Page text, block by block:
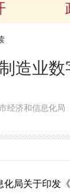
造业
经济和信息化局
局关于印发